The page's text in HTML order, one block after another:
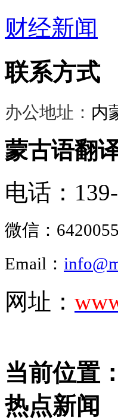
财经新闻
联系方式
办公地址： 内
蒙古语翻
电话：
微信：
Email：
网址：
当前位置：
热点新闻